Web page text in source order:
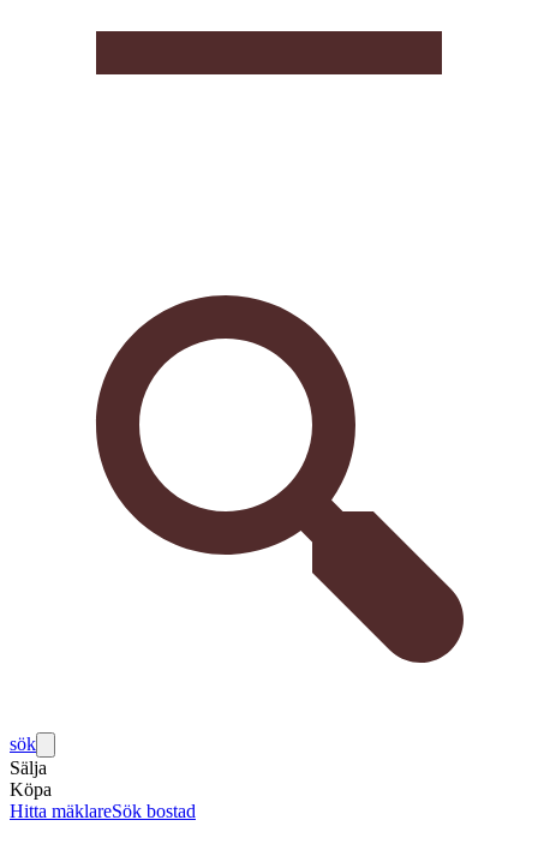
sök
Sälja
Köpa
Hitta mäklareSök bostad